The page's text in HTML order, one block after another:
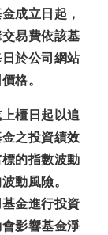
成立日起，
易費依該基
於公司網站
格。
櫃日起以追
之投資績效
的指數波動
動風險。
金進行投資
影響基金淨